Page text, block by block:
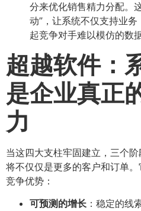
分来优化销售精力分配。
动”，让系统不仅支持业
起竞争对手难以模仿的数
超越软件：
是企业真正
力
当这四大支柱牢固建立，三个
将不仅仅是更多的客户和订单
竞争优势：
可预测的增长 ：稳定的线